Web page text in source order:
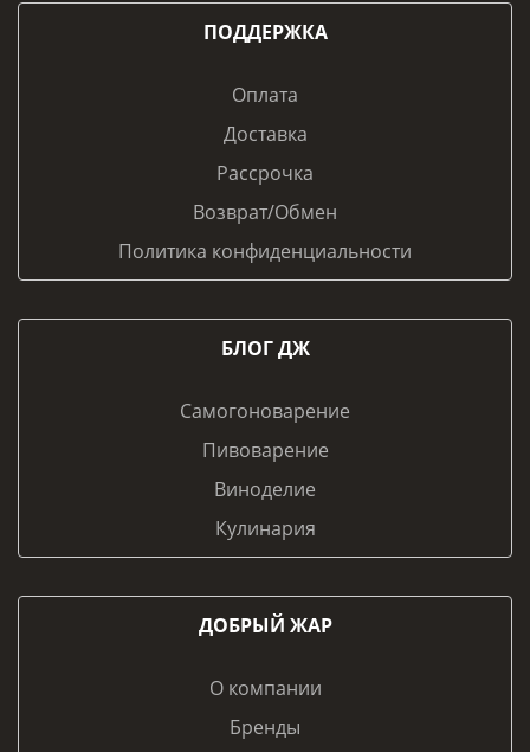
ПОДДЕРЖКА
Оплата
Доставка
Рассрочка
Возврат/Обмен
Политика конфиденциальности
БЛОГ ДЖ
Самогоноварение
Пивоварение
Виноделие
Кулинария
ДОБРЫЙ ЖАР
О компании
Бренды